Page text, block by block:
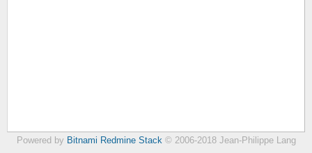
Powered by Bitnami Redmine Stack© 2006-2018 Jean-Philippe Lang